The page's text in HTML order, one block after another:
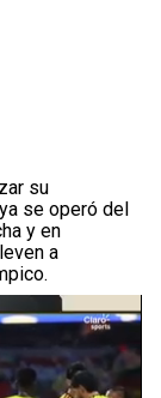
su
se operó del
y en
a